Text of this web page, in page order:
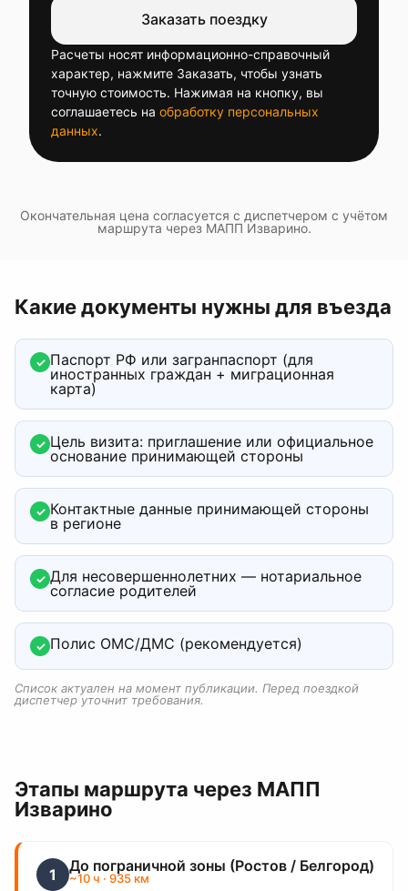
Заказать поездку
Расчеты носят информационно-справочный
характер, нажмите Заказать, чтобы узнать
точную стоимость. Нажимая на кнопку, вы
соглашаетесь на обработку персональных
данных.
Окончательная цена согласуется с диспетчером с учётом
маршрута через МАПП Изварино.
Какие документы нужны для въезда
✓ Паспорт РФ или загранпаспорт (для
иностранных граждан + миграционная
карта)
✓ Цель визита: приглашение или официальное
основание принимающей стороны
✓ Контактные данные принимающей стороны
в регионе
✓ Для несовершеннолетних — нотариальное
согласие родителей
✓ Полис ОМС/ДМС (рекомендуется)
Список актуален на момент публикации. Перед поездкой
диспетчер уточнит требования.
Этапы маршрута через МАПП
Изварино
1 До пограничной зоны (Ростов / Белгород)
~10 ч · 935 км